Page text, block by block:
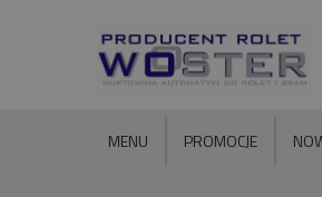
MENU PROMOCJE